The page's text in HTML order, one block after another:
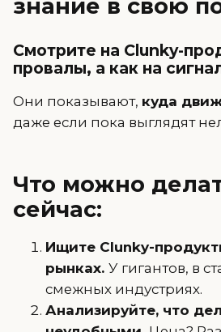
знание в свою
Смотрите на Clunky-
провалы, а как на
Они показывают, куда
даже если пока выглядят
Что можно
сейчас:
Ищите Clunky-
рынках. У гигантов, в
смежных индустриях.
Анализируйте, что